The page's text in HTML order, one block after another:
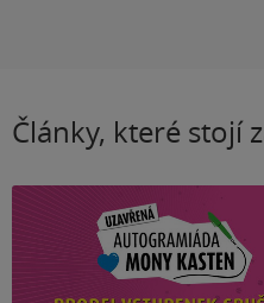
Články, které stojí